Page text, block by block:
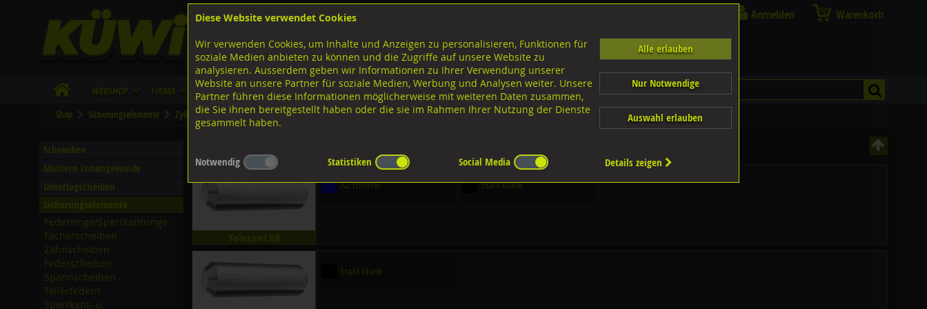
Lagerstrasse 8
Tel. 043 455 20 30
FB
IG
WebShop Firma Lieferinfo Infos/Downloads
Anmelden Warenkorb
Shop Sicherungselemente Zylinderstifte Diversen Ausführungen Zylinderstifte
Schrauben
Muttern Innengewinde
Unterlagscheiben
Federringe/­Sperrkantringe
Fächerscheiben
Zahnscheiben
Federscheiben
Spannscheiben
Tellerfedern
Sperrkant- u.
A2 rostfrei Stahl blank
Stahl blank
Diese Website verwendet Cookies
Wir verwenden Cookies, um Inhalte und Anzeigen zu personalisieren, Funktionen für
soziale Medien anbieten zu können und die Zugriffe auf unsere Website zu
analysieren. Ausserdem geben wir Informationen zu Ihrer Verwendung unserer
Website an unsere Partner für soziale Medien, Werbung und Analysen weiter. Unsere
Partner führen diese Informationen möglicherweise mit weiteren Daten zusammen,
die Sie ihnen bereitgestellt haben oder die sie im Rahmen Ihrer Nutzung der Dienste
gesammelt haben.
Alle erlauben
Nur Notwendige
Auswahl erlauben
Notwendig Statistiken Social Media Details zeigen